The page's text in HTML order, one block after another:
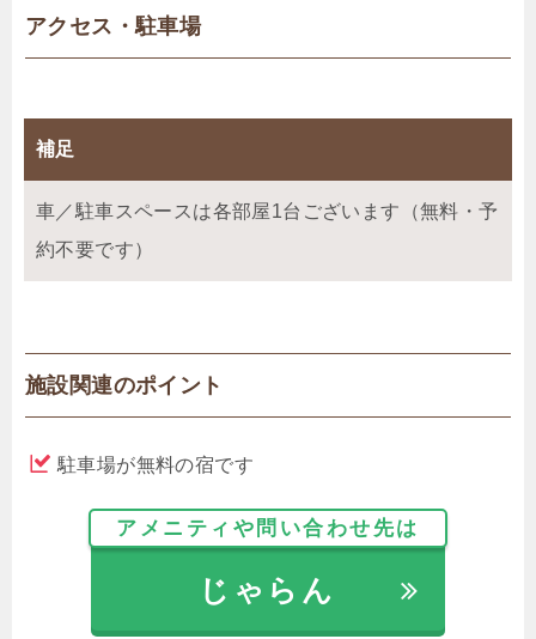
アクセス・駐車場
補足
車／駐車スペースは各部屋1台ございます（無料・予
約不要です）
施設関連のポイント
駐車場が無料の宿です
アメニティや問い合わせ先は
じゃらん